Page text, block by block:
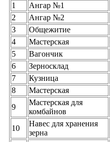
1
Ангар №1
2
Ангар №2
3
Общежитие
4
Мастерская
5
Вагончик
6
Зерносклад
7
Кузница
8
Мастерская
9
Мастерская для
комбайнов
10
Навес для хранения
зерна